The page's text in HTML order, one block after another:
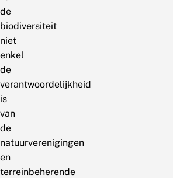
de
biodiversiteit
niet
enkel
de
verantwoordelijkheid
is
van
de
natuurverenigingen
en
terreinbeherende